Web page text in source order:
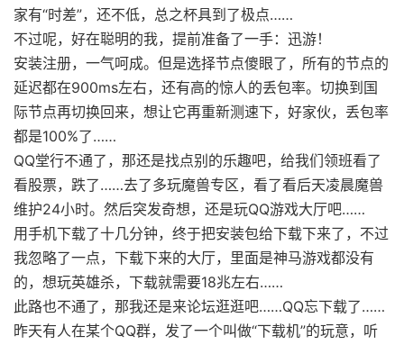
家有“时差”，还不低，总之杯具到了极点……
不过呢，好在聪明的我，提前准备了一手：迅游！
安装注册，一气呵成。但是选择节点傻眼了，所有的节点的
延迟都在900ms左右，还有高的惊人的丢包率。切换到国
际节点再切换回来，想让它再重新测速下，好家伙，丢包率
都是100%了……
QQ堂行不通了，那还是找点别的乐趣吧，给我们领班看了
看股票，跌了……去了多玩魔兽专区，看了看后天凌晨魔兽
维护24小时。然后突发奇想，还是玩QQ游戏大厅吧……
用手机下载了十几分钟，终于把安装包给下载下来了，不过
我忽略了一点，下载下来的大厅，里面是神马游戏都没有
的，想玩英雄杀，下载就需要18兆左右……
此路也不通了，那我还是来论坛逛逛吧……QQ忘下载了……
昨天有人在某个QQ群，发了一个叫做“下载机”的玩意，听